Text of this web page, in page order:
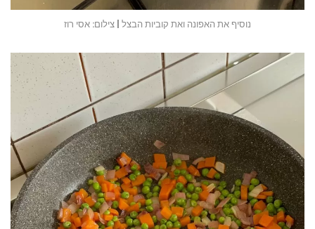
נוסיף את האפונה ואת קוביות הבצל | צילום: אסי רוז